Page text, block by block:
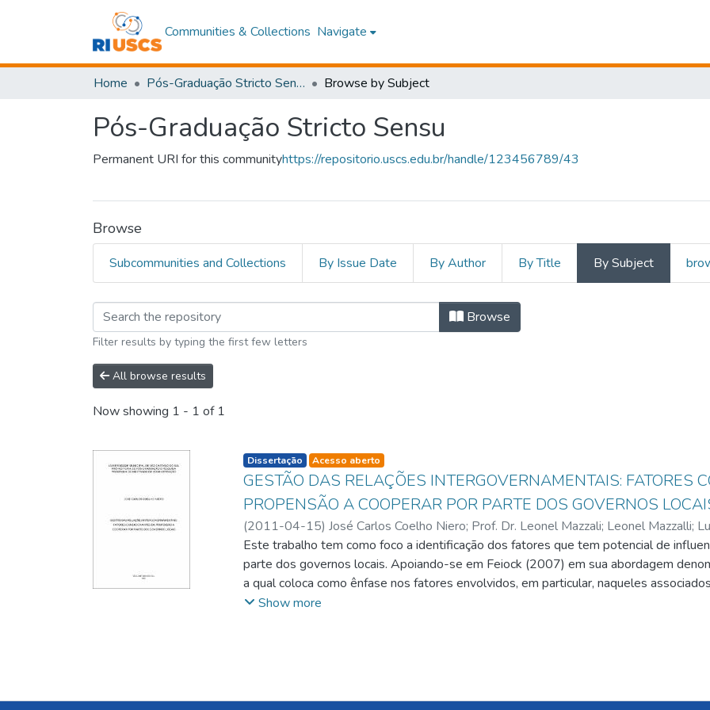
Communities & Collections Navigate
Home Pós-Graduação Stricto Sensu Browse by Subject
Pós-Graduação Stricto Sensu
Permanent URI for this communityhttps://repositorio.uscs.edu.br/handle/123456789/43
Browse
Subcommunities and Collections By Issue Date By Author By Title By Subject
Browsing Pós-Graduação Stricto Sensu by
Browse
Filter results by typing the first few letters
All browse results
Now showing 1 - 1 of 1
listelement.badge.dso-type
Dissertação Acesso aberto
GESTÃO DAS RELAÇÕES INTERGOVERNAMENTAIS: FATORES
PROPENSÃO A COOPERAR POR PARTE DOS GOVERNOS
(2011-04-15) José Carlos Coelho Niero; Prof. Dr. Leonel Mazzali; Leonel Mazzalli;
Spink
Este trabalho tem como foco a identificação dos fatores que tem potencial de
parte dos governos locais. Apoiando-se em Feiock (2007) em sua abordagem
a qual coloca como ênfase nos fatores envolvidos, em particular, naqueles associados
fiscais, demográficas e geográficas das comunidades. O objeto de estudo são 644
indústria e, o município pertencer ou não a um aglomerado urbano. Na análise dos
regressão logística para acordos de desenvolvimento; o teste de Mann-Whitney
Show more